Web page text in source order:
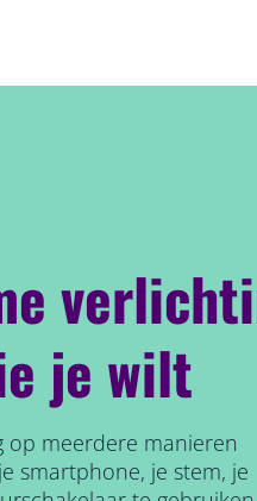
je wilt
op meerdere manieren
smartphone, je stem, je